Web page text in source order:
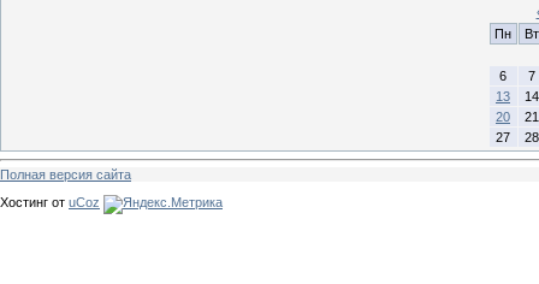
Пн
Вт
6
7
13
14
20
21
27
28
Полная версия сайта
Хостинг от uCoz